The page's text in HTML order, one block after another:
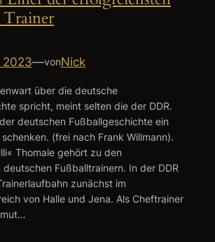
Trainer
2023—vonNick
über die deutsche
spricht, meint selten die der DDR.
deutschen Fußballgeschichte ein
(frei nach Frank Willmann).
Thomale gehört zu den
Fußballtrainern. In der DDR
zunächst im
von Halle und Jena. Als Cheftrainer